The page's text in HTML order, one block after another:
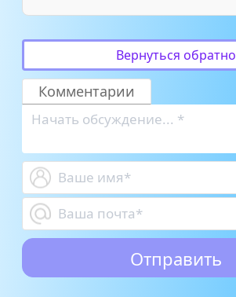
Вернуться обратно
Комментарии